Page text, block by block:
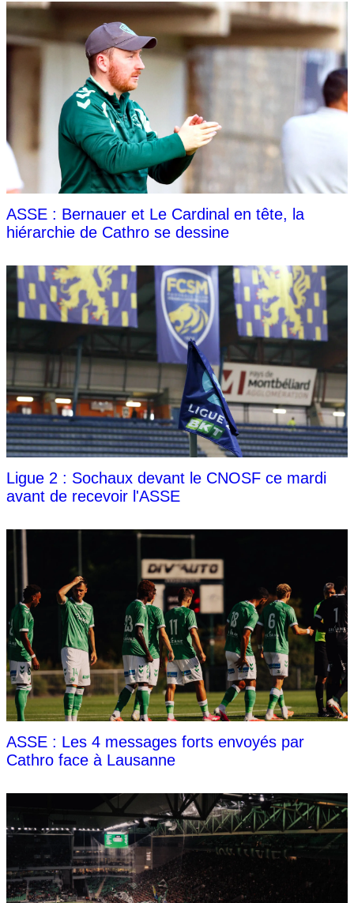
ASSE : Bernauer et Le Cardinal en tête, la
hiérarchie de Cathro se dessine
Ligue 2 : Sochaux devant le CNOSF ce mardi
avant de recevoir l'ASSE
ASSE : Les 4 messages forts envoyés par
Cathro face à Lausanne